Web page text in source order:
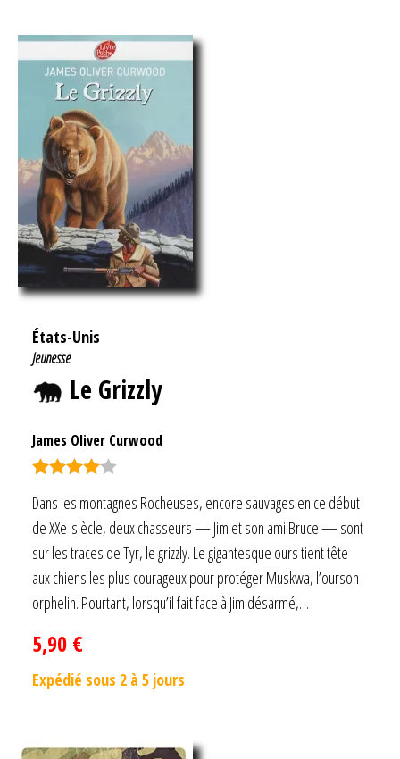
États-Unis
Jeunesse
Le Grizzly
James Oliver Curwood
Dans les montagnes Rocheuses, encore sauvages en ce début
de XXe siècle, deux chasseurs — Jim et son ami Bruce — sont
sur les traces de Tyr, le grizzly. Le gigantesque ours tient tête
aux chiens les plus courageux pour protéger Muskwa, l’ourson
orphelin. Pourtant, lorsqu’il fait face à Jim désarmé,…
5,90 €
Expédié sous 2 à 5 jours